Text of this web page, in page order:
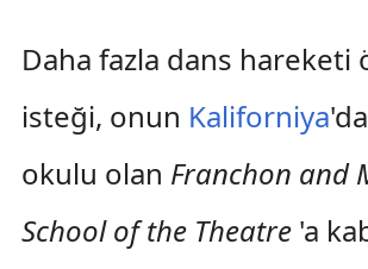
Daha fazla dans hareketi
isteği, onun Kaliforniya
okulu olan Franchon and
School of the Theatre'a